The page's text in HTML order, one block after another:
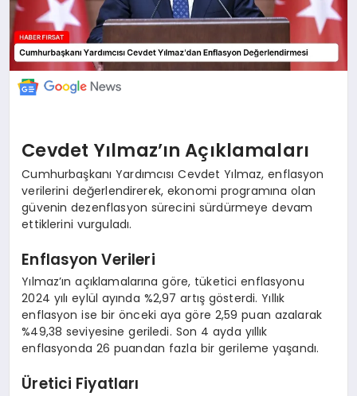
Cevdet Yılmaz’ın Açıklamaları
Cumhurbaşkanı Yardımcısı Cevdet Yılmaz, enflasyon
verilerini değerlendirerek, ekonomi programına olan
güvenin dezenflasyon sürecini sürdürmeye devam
ettiklerini vurguladı.
Enflasyon Verileri
Yılmaz’ın açıklamalarına göre, tüketici enflasyonu
2024 yılı eylül ayında %2,97 artış gösterdi. Yıllık
enflasyon ise bir önceki aya göre 2,59 puan azalarak
%49,38 seviyesine geriledi. Son 4 ayda yıllık
enflasyonda 26 puandan fazla bir gerileme yaşandı.
Üretici Fiyatları